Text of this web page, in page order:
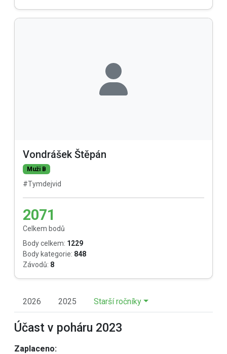
Vondrášek Štěpán
Muži B
#Tymdejvid
2071
Celkem bodů
Body celkem: 1229
Body kategorie: 848
Závodů: 8
2026 2025 Starší ročníky
Účast v poháru 2023
Zaplaceno: